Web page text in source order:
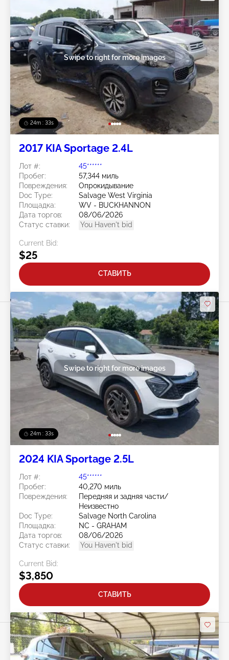
24m : 30s
Swipe to right for more images
2017 KIA Sportage 2.4L
Лот #:
45******
Пробег:
57,344 миль
Повреждения:
Опрокидывание
Doc Type:
Salvage West Virginia
Площадка:
WV - BUCKHANNON
Дата торгов:
08/06/2026
Статус ставки:
You Haven't bid
Current Bid:
$25
СТАВИТЬ
24m : 30s
Swipe to right for more images
2024 KIA Sportage 2.5L
Лот #:
45******
Пробег:
40,270 миль
Повреждения:
Передняя и задняя части/
Неизвестно
Doc Type:
Salvage North Carolina
Площадка:
NC - GRAHAM
Дата торгов:
08/06/2026
Статус ставки:
You Haven't bid
Current Bid:
$3,850
СТАВИТЬ